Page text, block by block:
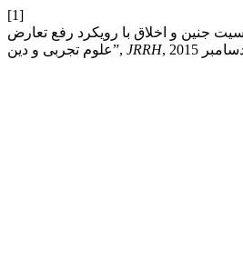
[1]
جنین و اخلاق با رویکرد رفع تعارض
علوم تجربی و دین”, JRRH